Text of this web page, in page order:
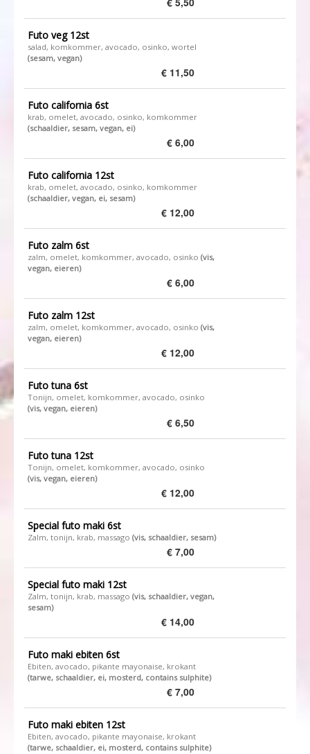
Futo veg 12st
salad, komkommer, avocado, osinko, wortel ​
(sesam, vegan)
€ 11,50
Futo california 6st
krab, omelet, avocado, osinko, komkommer
(schaaldier, sesam, vegan, ei)
€ 6,00
Futo california 12st
krab, omelet, avocado, osinko, komkommer
(schaaldier, vegan, ei, sesam)
€ 12,00
Futo zalm 6st
zalm, omelet, komkommer, avocado, osinko (vis,
vegan, eieren)
€ 6,00
Futo zalm 12st
zalm, omelet, komkommer, avocado, osinko ​ (vis,
vegan, eieren)
€ 12,00
Futo tuna 6st
Tonijn, omelet, komkommer, avocado, osinko
(vis, vegan, eieren)
€ 6,50
Futo tuna 12st
Tonijn, omelet, komkommer, avocado, osinko
(vis, vegan, eieren)
€ 12,00
Special futo maki 6st
Zalm, tonijn, krab, massago (vis, schaaldier, sesam)
€ 7,00
Special futo maki 12st
Zalm, tonijn, krab, massago (vis, schaaldier, vegan,
sesam)
€ 14,00
Futo maki ebiten 6st
​Ebiten, avocado, pikante mayonaise, krokant
(tarwe, schaaldier, ei, mosterd, contains sulphite)
€ 7,00
Futo maki ebiten 12st
​Ebiten, avocado, pikante mayonaise, krokant ​
(tarwe, schaaldier, ei, mosterd, contains sulphite)